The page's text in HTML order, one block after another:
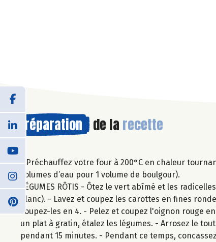
Préparation de la recette
- Préchauffez votre four à 200°C en chaleur
volumes d’eau pour 1 volume de boulgour).
LÉGUMES RÔTIS - Ôtez le vert abîmé et les
blanc). - Lavez et coupez les carottes en fines
coupez-les en 4. - Pelez et coupez l'oignon rouge
un plat à gratin, étalez les légumes. - Arrosez le
pendant 15 minutes. - Pendant ce temps,